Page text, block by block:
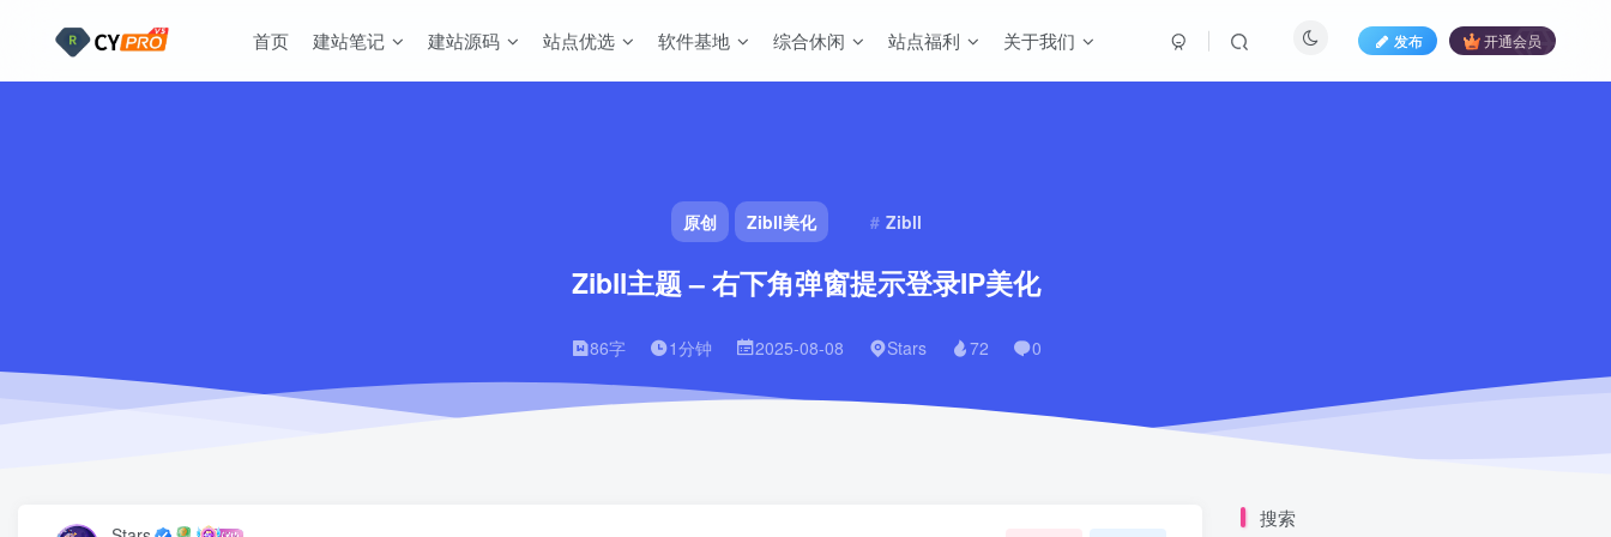
原创 Zibll美化 Zibll
Zibll主题 – 右下角弹窗提示登录IP美化
86字 1分钟 2025-08-08 Stars 72 0
首页 建站笔记 建站源码 站点优选 软件基地 综合休闲 站点福利 关于我们 发布 开通会员
搜索